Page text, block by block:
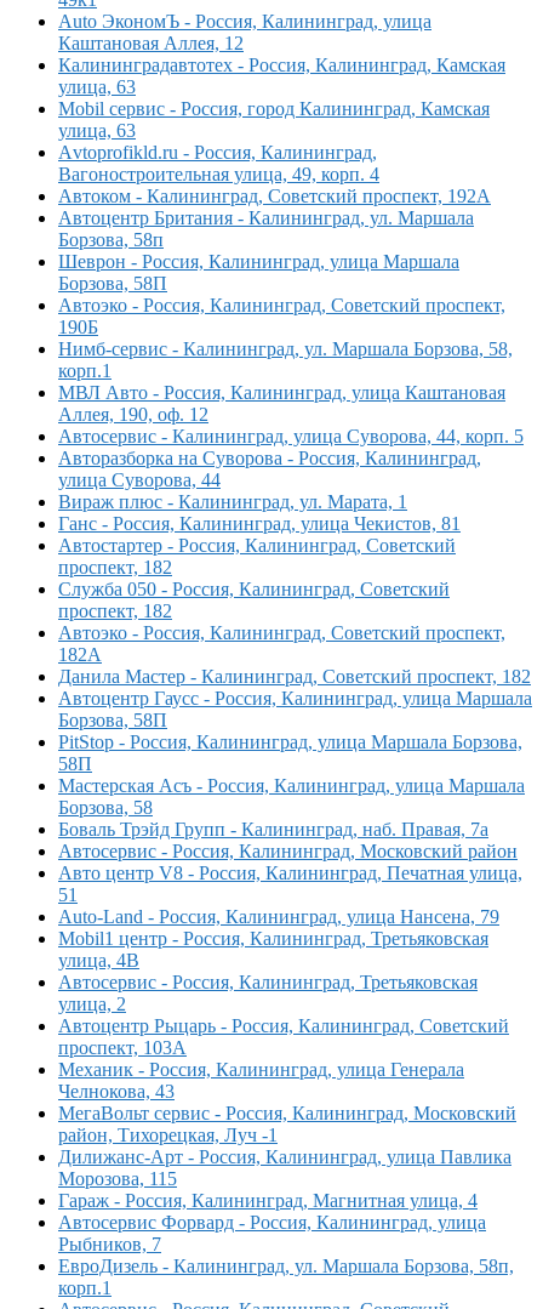
Auto ЭкономЪ - Россия, Калининград, улица
Каштановая Аллея, 12
Калининградавтотех - Россия, Калининград, Камская
улица, 63
Mobil сервис - Россия, город Калининград, Камская
улица, 63
Аvtoprofikld.ru - Россия, Калининград,
Вагоностроительная улица, 49, корп. 4
Автоком - Калининград, Советский проспект, 192А
Автоцентр Британия - Калининград, ул. Маршала
Борзова, 58п
Шеврон - Россия, Калининград, улица Маршала
Борзова, 58П
Автоэко - Россия, Калининград, Советский проспект,
190Б
Нимб-сервис - Калининград, ул. Маршала Борзова, 58,
корп.1
МВЛ Авто - Россия, Калининград, улица Каштановая
Аллея, 190, оф. 12
Автосервис - Калининград, улица Суворова, 44, корп. 5
Авторазборка на Суворова - Россия, Калининград,
улица Суворова, 44
Вираж плюс - Калининград, ул. Марата, 1
Ганс - Россия, Калининград, улица Чекистов, 81
Автостартер - Россия, Калининград, Советский
проспект, 182
Служба 050 - Россия, Калининград, Советский
проспект, 182
Автоэко - Россия, Калининград, Советский проспект,
182А
Данила Мастер - Калининград, Советский проспект, 182
Автоцентр Гаусс - Россия, Калининград, улица Маршала
Борзова, 58П
PitStop - Россия, Калининград, улица Маршала Борзова,
58П
Мастерская Асъ - Россия, Калининград, улица Маршала
Борзова, 58
Боваль Трэйд Групп - Калининград, наб. Правая, 7а
Автосервис - Россия, Калининград, Московский район
Авто центр V8 - Россия, Калининград, Печатная улица,
51
Auto-Land - Россия, Калининград, улица Нансена, 79
Mobil1 центр - Россия, Калининград, Третьяковская
улица, 4В
Автосервис - Россия, Калининград, Третьяковская
улица, 2
Автоцентр Рыцарь - Россия, Калининград, Советский
проспект, 103А
Механик - Россия, Калининград, улица Генерала
Челнокова, 43
МегаВольт сервис - Россия, Калининград, Московский
район, Тихорецкая, Луч -1
Дилижанс-Арт - Россия, Калининград, улица Павлика
Морозова, 115
Гараж - Россия, Калининград, Магнитная улица, 4
Автосервис Форвард - Россия, Калининград, улица
Рыбников, 7
ЕвроДизель - Калининград, ул. Маршала Борзова, 58п,
корп.1